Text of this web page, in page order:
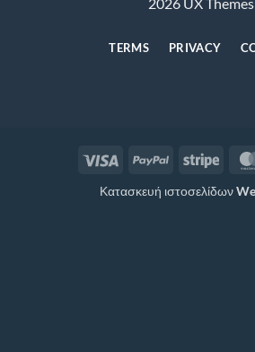
TERMS PRIVACY
Visa PayPal Stripe
Κατασκευή ιστοσελίδων